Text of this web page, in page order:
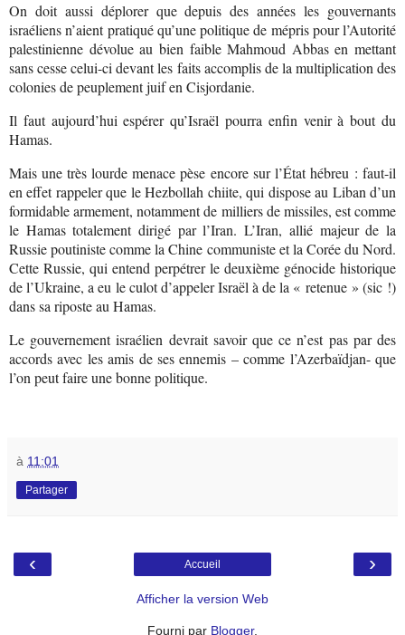
On doit aussi déplorer que depuis des années les gouvernants
israéliens n’aient pratiqué qu’une politique de mépris pour l’Autorité
palestinienne dévolue au bien faible Mahmoud Abbas en mettant
sans cesse celui-ci devant les faits accomplis de la multiplication des
colonies de peuplement juif en Cisjordanie.
Il faut aujourd’hui espérer qu’Israël pourra enfin venir à bout du
Hamas.
Mais une très lourde menace pèse encore sur l’État hébreu : faut-il
en effet rappeler que le Hezbollah chiite, qui dispose au Liban d’un
formidable armement, notamment de milliers de missiles, est comme
le Hamas totalement dirigé par l’Iran. L’Iran, allié majeur de la
Russie poutiniste comme la Chine communiste et la Corée du Nord.
Cette Russie, qui entend perpétrer le deuxième génocide historique
de l’Ukraine, a eu le culot d’appeler Israël à de la « retenue » (sic !)
dans sa riposte au Hamas.
Le gouvernement israélien devrait savoir que ce n’est pas par des
accords avec les amis de ses ennemis – comme l’Azerbaïdjan- que
l’on peut faire une bonne politique.
à 11:01
Partager
‹ ›
Accueil
Afficher la version Web
Fourni par Blogger.